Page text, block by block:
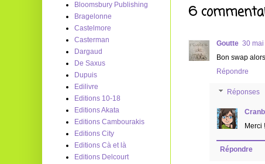
6
Goutte 30 mai
Bon swap
Répondre
Réponses
Merci
Répondre
Bloomsbury Publishing
Bragelonne
Castelmore
Casterman
Dargaud
De Saxus
Dupuis
Edilivre
Editions 10-18
Editions Akata
Editions Cambourakis
Editions City
Editions Cà et là
Editions Delcourt